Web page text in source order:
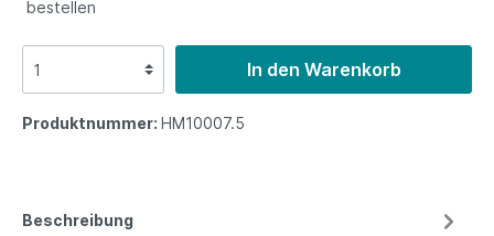
bestellen
In den Warenkorb
Produktnummer: HM10007.5
Beschreibung